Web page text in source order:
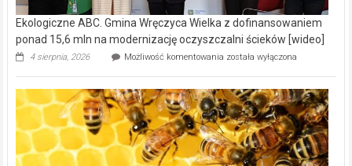
Ekologiczne ABC. Gmina Wręczyca Wielka z dofinansowaniem
ponad 15,6 mln na modernizację oczyszczalni ścieków [wideo]
4 sierpnia, 2026 Możliwość komentowania Ekologiczne
Wręczyca
Wielka
z
dofinansowaniem
ponad
15,6
została wyłączona